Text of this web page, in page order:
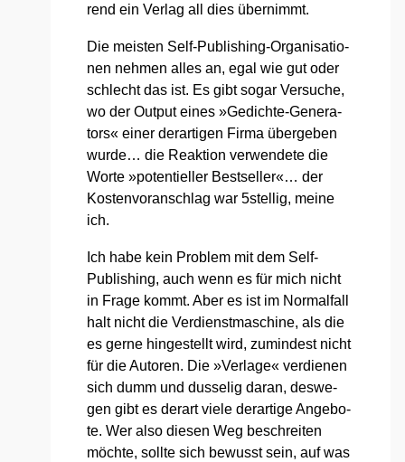
rend ein Ver­lag all dies über­nimmt.
Die meis­ten Self-Publi­shing-Orga­ni­sa­tio­
nen neh­men alles an, egal wie gut oder
schlecht das ist. Es gibt sogar Ver­su­che,
wo der Out­put eines »Gedich­te-Gene­ra­
tors« einer der­ar­ti­gen Fir­ma über­ge­ben
wur­de… die Reak­ti­on ver­wen­de­te die
Wor­te »poten­ti­el­ler Best­sel­ler«… der
Kos­ten­vor­anschlag war 5stellig, mei­ne
ich.
Ich habe kein Pro­blem mit dem Self-
Publi­shing, auch wenn es für mich nicht
in Fra­ge kommt. Aber es ist im Nor­mal­fall
halt nicht die Ver­dienst­ma­schi­ne, als die
es ger­ne hin­ge­stellt wird, zumin­dest nicht
für die Autoren. Die »Ver­la­ge« ver­die­nen
sich dumm und dus­se­lig dar­an, des­we­
gen gibt es der­art vie­le der­ar­ti­ge Ange­bo­
te. Wer also die­sen Weg beschrei­ten
möch­te, soll­te sich bewusst sein, auf was